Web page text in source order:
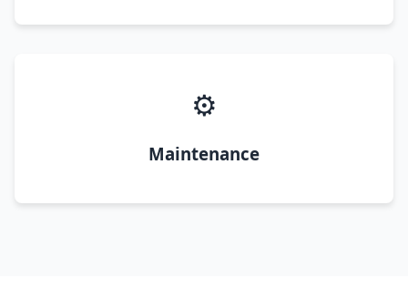
⚙️
Maintenance